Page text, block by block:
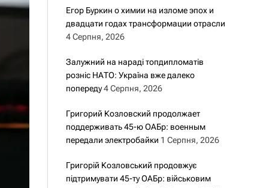
Егор Буркин о химии на изломе эпох и
двадцати годах трансформации отрасли
4 Серпня, 2026
Залужний на нараді топдипломатів
розніс НАТО: Україна вже далеко
попереду 4 Серпня, 2026
Григорий Козловский продолжает
поддерживать 45-ю ОАБр: военным
передали электробайки 1 Серпня, 2026
Григорій Козловський продовжує
підтримувати 45-ту ОАБр: військовим